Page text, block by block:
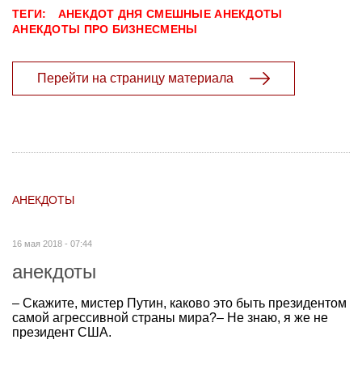
ТЕГИ: АНЕКДОТ ДНЯ СМЕШНЫЕ АНЕКДОТЫ
АНЕКДОТЫ ПРО БИЗНЕСМЕНЫ
Перейти на страницу материала
АНЕКДОТЫ
16 мая 2018 - 07:44
анекдоты
– Скажите, мистер Путин, каково это быть президентом
самой агрессивной страны мира?– Не знаю, я же не
президент США.